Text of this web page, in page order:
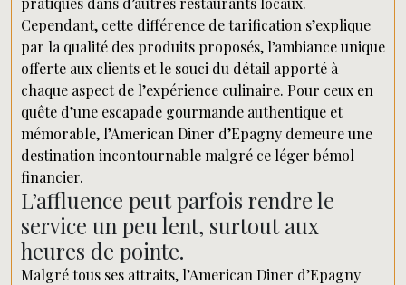
Cependant, cette différence de tarification s’explique
par la qualité des produits proposés, l’ambiance unique
offerte aux clients et le souci du détail apporté à
chaque aspect de l’expérience culinaire. Pour ceux en
quête d’une escapade gourmande authentique et
mémorable, l’American Diner d’Epagny demeure une
destination incontournable malgré ce léger bémol
financier.
L’affluence peut parfois rendre le
service un peu lent, surtout aux
heures de pointe.
Malgré tous ses attraits, l’American Diner d’Epagny